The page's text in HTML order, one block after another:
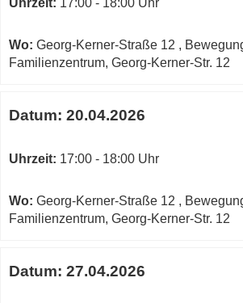
Uhrzeit: 17:00 - 18:00 Uhr
Wo: Georg-Kerner-Straße 12 ,
Familienzentrum, Georg-Kerner-Str. 12
Datum: 20.04.2026
Uhrzeit: 17:00 - 18:00 Uhr
Wo: Georg-Kerner-Straße 12 ,
Familienzentrum, Georg-Kerner-Str. 12
Datum: 27.04.2026